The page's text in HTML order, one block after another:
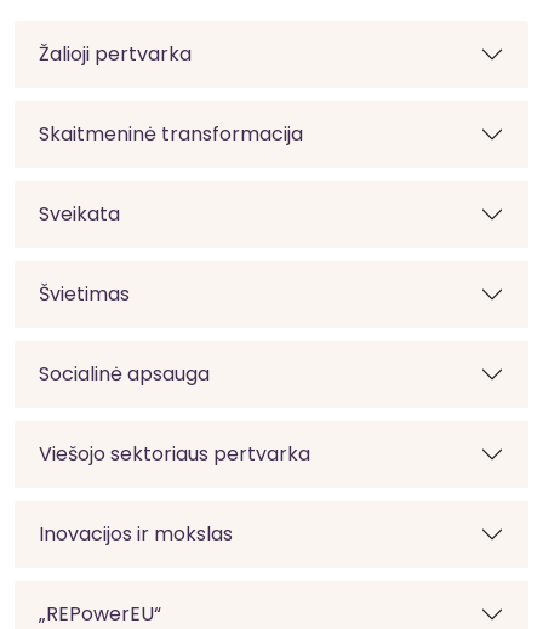
Žalioji pertvarka
Skaitmeninė transformacija
Sveikata
Švietimas
Socialinė apsauga
Viešojo sektoriaus pertvarka
Inovacijos ir mokslas
„REPowerEU“